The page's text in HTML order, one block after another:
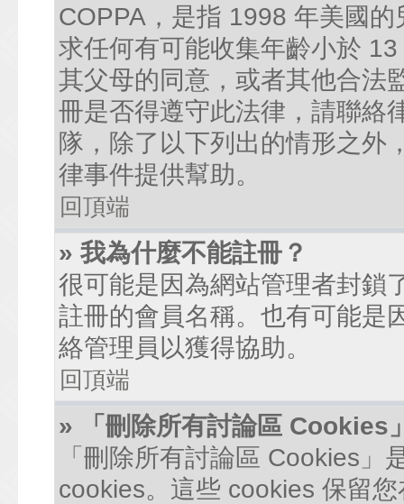
COPPA，是指 1998 年美國
求任何有可能收集年齡小於
其父母的同意，或者其他合法
冊是否得遵守此法律，請聯絡
隊，除了以下列出的情形之外
律事件提供幫助。
回頂端
» 我為什麼不能註冊？
很可能是因為網站管理者封鎖
註冊的會員名稱。也有可能是
絡管理員以獲得協助。
回頂端
» 「刪除所有討論區 Cookies
「刪除所有討論區 Cookies
cookies。這些 cookies 保留